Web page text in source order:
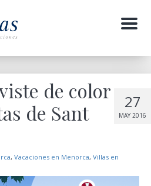
Menu
27
MAY 2016
de color
de Sant
, Vacaciones en Menorca, Villas en